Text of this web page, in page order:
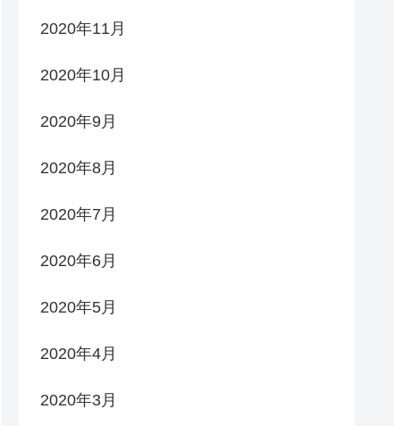
2020年11月
2020年10月
2020年9月
2020年8月
2020年7月
2020年6月
2020年5月
2020年4月
2020年3月